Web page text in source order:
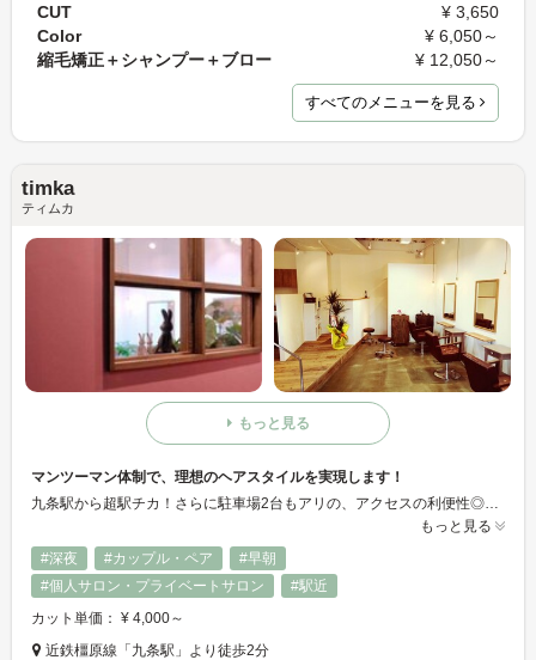
CUT
¥ 3,650
Color
¥ 6,050～
縮毛矯正＋シャンプー＋ブロー
¥ 12,050～
すべてのメニューを見る
timka
ティムカ
もっと見る
マンツーマン体制で、理想のヘアスタイルを実現します！
九条駅から超駅チカ！さらに駐車場2台もアリの、アクセスの利便性◎なヘアサロンです♪キッズスペース・喫煙スペースも完備しているので、日々の喧騒を忘れゆったりくつろげます☆アットホームな明るい店内で、お客様の「なりたい」を叶えます！
もっと見る
#深夜
#カップル・ペア
#早朝
#個人サロン・プライベートサロン
#駅近
カット単価： ¥ 4,000～
近鉄橿原線「九条駅」より徒歩2分